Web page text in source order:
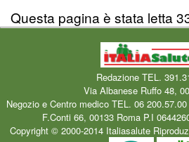
Questa pagina è stata letta
Redazione TEL.
Via Albanese Ruffo 48,
Negozio e Centro medico TEL. 06
F.Conti 66, 00133 Roma P.I
Copyright © 2000-2014 Italiasalute